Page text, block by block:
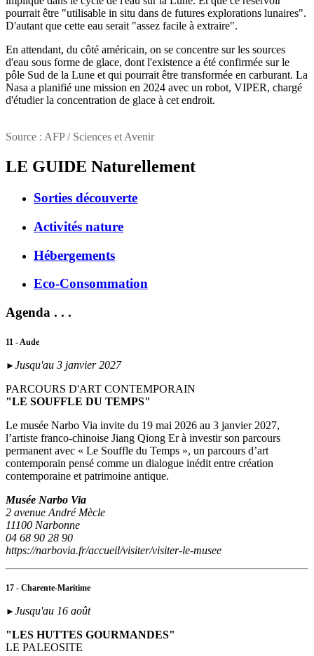
pourrait être "utilisable in situ dans de futures explorations lunaires".
D'autant que cette eau serait "assez facile à extraire".
En attendant, du côté américain, on se concentre sur les sources
d'eau sous forme de glace, dont l'existence a été confirmée sur le
pôle Sud de la Lune et qui pourrait être transformée en carburant. La
Nasa a planifié une mission en 2024 avec un robot, VIPER, chargé
d'étudier la concentration de glace à cet endroit.
Source : AFP / Sciences et Avenir
LE GUIDE Naturellement
Sorties découverte
Activités nature
Hébergements
Eco-Consommation
Agenda . . .
11 - Aude
► Jusqu'au 3 janvier 2027
PARCOURS D'ART CONTEMPORAIN
"LE SOUFFLE DU TEMPS"
Le musée Narbo Via invite du 19 mai 2026 au 3 janvier 2027,
l’artiste franco-chinoise Jiang Qiong Er à investir son parcours
permanent avec « Le Souffle du Temps », un parcours d’art
contemporain pensé comme un dialogue inédit entre création
contemporaine et patrimoine antique.
Musée Narbo Via
2 avenue André Mècle
11100 Narbonne
04 68 90 28 90
https://narbovia.fr/accueil/visiter/visiter-le-musee
17 - Charente-Maritime
► Jusqu'au 16 août
"LES HUTTES GOURMANDES"
LE PALEOSITE